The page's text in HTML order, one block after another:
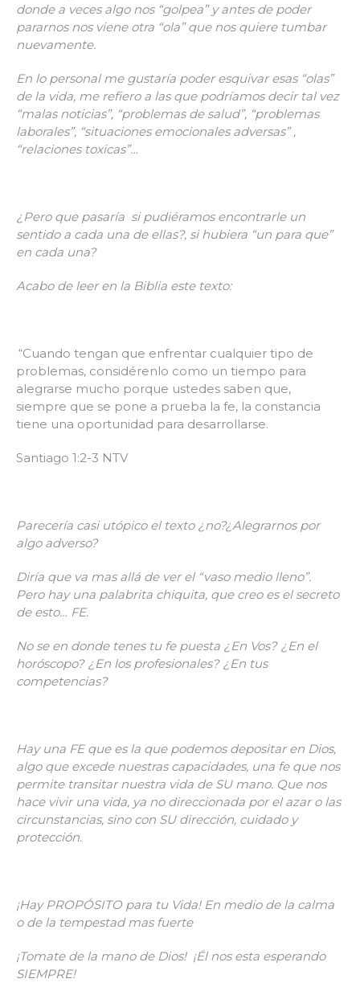
donde a veces algo nos “golpea” y antes de poder
pararnos nos viene otra “ola” que nos quiere tumbar
nuevamente.
En lo personal me gustaría poder esquivar esas “olas”
de la vida, me refiero a las que podríamos decir tal vez
“malas noticias”, “problemas de salud”, “problemas
laborales”, “situaciones emocionales adversas” ,
“relaciones toxicas”…
¿Pero que pasaría si pudiéramos encontrarle un
sentido a cada una de ellas?, si hubiera “un para que”
en cada una?
Acabo de leer en la Biblia este texto:
“Cuando tengan que enfrentar cualquier tipo de
problemas, considérenlo como un tiempo para
alegrarse mucho porque ustedes saben que,
siempre que se pone a prueba la fe, la constancia
tiene una oportunidad para desarrollarse.
Santiago 1:2-3 NTV
Parecería casi utópico el texto ¿no?¿Alegrarnos por
algo adverso?
Diría que va mas allá de ver el “vaso medio lleno”.
Pero hay una palabrita chiquita, que creo es el secreto
de esto… FE.
No se en donde tenes tu fe puesta ¿En Vos? ¿En el
horóscopo? ¿En los profesionales? ¿En tus
competencias?
Hay una FE que es la que podemos depositar en Dios,
algo que excede nuestras capacidades, una fe que nos
permite transitar nuestra vida de SU mano. Que nos
hace vivir una vida, ya no direccionada por el azar o las
circunstancias, sino con SU dirección, cuidado y
protección.
¡Hay PROPÓSITO para tu Vida! En medio de la calma
o de la tempestad mas fuerte
¡Tomate de la mano de Dios! ¡Él nos esta esperando
SIEMPRE!